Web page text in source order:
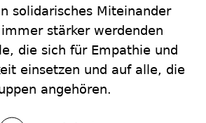
solidarisches Miteinander
stärker werdenden
die sich für Empathie und
einsetzen und auf alle, die
angehören.